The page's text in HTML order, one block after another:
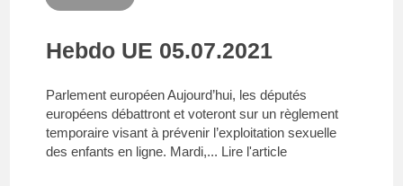
Hebdo UE 05.07.2021
Parlement européen Aujourd’hui, les députés
européens débattront et voteront sur un règlement
temporaire visant à prévenir l’exploitation sexuelle
des enfants en ligne. Mardi,... Lire l'article